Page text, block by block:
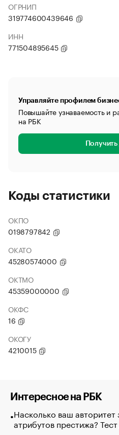
ОГРНИП
319774600439646
ИНН
771504895645
Управляйте профилем
Повышайте узнаваемость и
на РБК
Коды статистики
ОКПО
0198797842
ОКАТО
45280574000
ОКТМО
45359000000
ОКФС
16
ОКОГУ
4210015
Интересное на РБК
Насколько ваш авторитет
атрибутов престижа?